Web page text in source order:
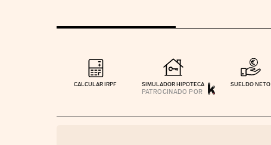
CALCULAR IRPF SIMULADOR HIPOTECA SUELDO NETO